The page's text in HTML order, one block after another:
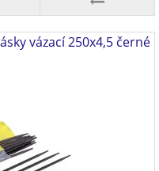
vázací 250x4,5 černé